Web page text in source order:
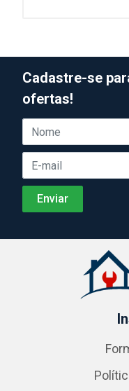
Cadastre-se
ofertas!